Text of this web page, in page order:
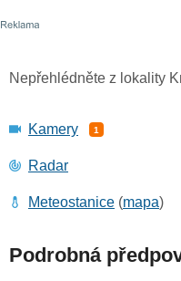
Nepřehlédněte z lokality
Kamery 1
Radar
Meteostanice (mapa)
Podrobná